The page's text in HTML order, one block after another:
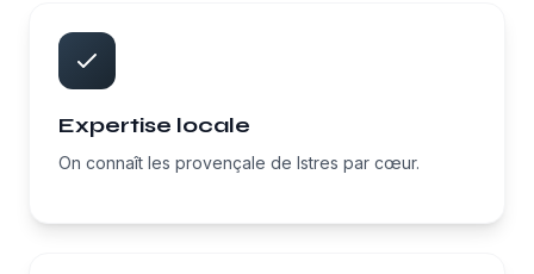
Expertise locale
On connaît les provençale de Istres par cœur.